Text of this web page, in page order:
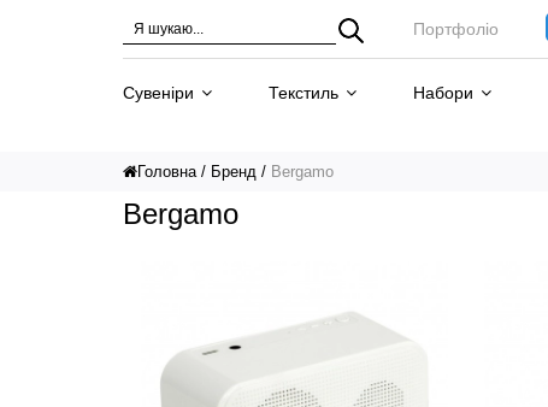
Портфоліо
Сувеніри Текстиль Набори
Головна Бренд Bergamo
Bergamo